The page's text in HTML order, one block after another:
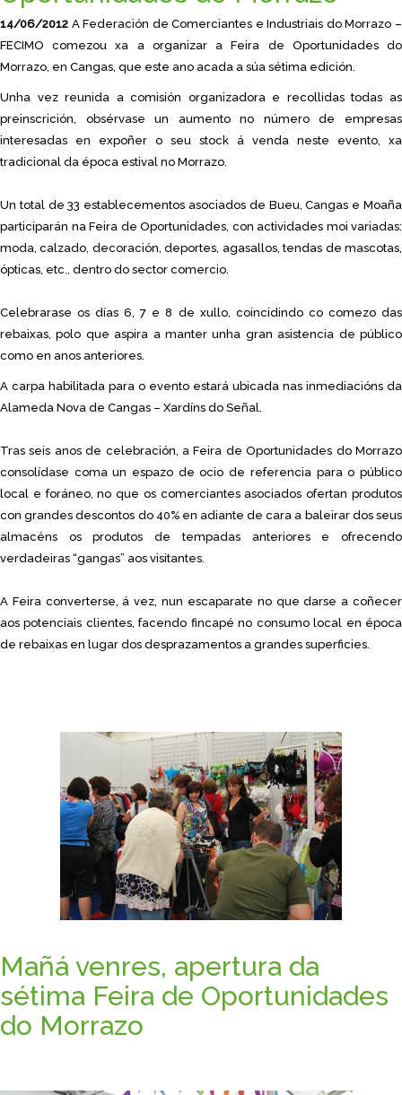
14/06/2012 A Federación de Comerciantes e Industriais do Morrazo –
FECIMO comezou xa a organizar a Feira de Oportunidades do
Morrazo, en Cangas, que este ano acada a súa sétima edición.
Unha vez reunida a comisión organizadora e recollidas todas as
preinscrición, obsérvase un aumento no número de empresas
interesadas en expoñer o seu stock á venda neste evento, xa
tradicional da época estival no Morrazo.
Un total de 33 establecementos asociados de Bueu, Cangas e Moaña
participarán na Feira de Oportunidades, con actividades moi variadas:
moda, calzado, decoración, deportes, agasallos, tendas de mascotas,
ópticas, etc., dentro do sector comercio.
Celebrarase os días 6, 7 e 8 de xullo, coincidindo co comezo das
rebaixas, polo que aspira a manter unha gran asistencia de público
como en anos anteriores.
A carpa habilitada para o evento estará ubicada nas inmediacións da
Alameda Nova de Cangas – Xardíns do Señal.
Tras seis anos de celebración, a Feira de Oportunidades do Morrazo
consolídase coma un espazo de ocio de referencia para o público
local e foráneo, no que os comerciantes asociados ofertan produtos
con grandes descontos do 40% en adiante de cara a baleirar dos seus
almacéns os produtos de tempadas anteriores e ofrecendo
verdadeiras “gangas” aos visitantes.
A Feira converterse, á vez, nun escaparate no que darse a coñecer
aos potenciais clientes, facendo fincapé no consumo local en época
de rebaixas en lugar dos desprazamentos a grandes superficies.
Mañá venres, apertura da
sétima Feira de Oportunidades
do Morrazo